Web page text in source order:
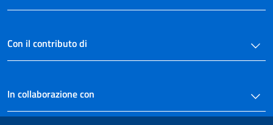
Con il contributo di
In collaborazione con